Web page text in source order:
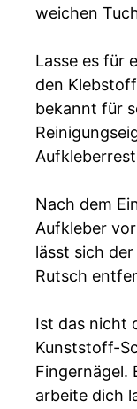
weichen
Lasse es für
den
bekannt für
Nach dem
Aufkleber
lässt sich
Rutsch
Ist das nicht
Kunststoff-
Fingernägel.
arbeite dich